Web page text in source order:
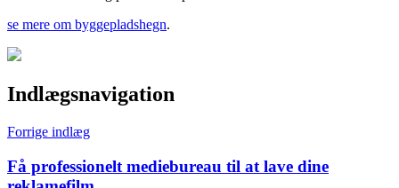
se mere om byggepladshegn.
Indlægsnavigation
Forrige indlæg
Få professionelt mediebureau til at lave dine